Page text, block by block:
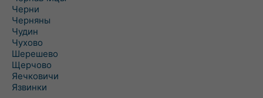
Черни
Черняны
Чудин
Чухово
Шерешево
Щерчово
Яечковичи
Язвинки